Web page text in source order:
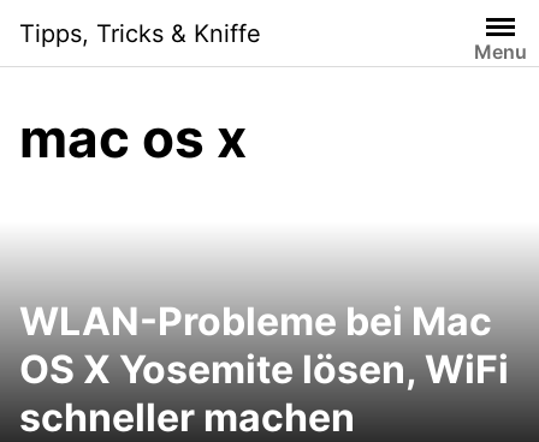
content
Tipps, Tricks & Kniffe
Menu
mac os x
WLAN-Probleme bei Mac
OS X Yosemite lösen, WiFi
schneller machen